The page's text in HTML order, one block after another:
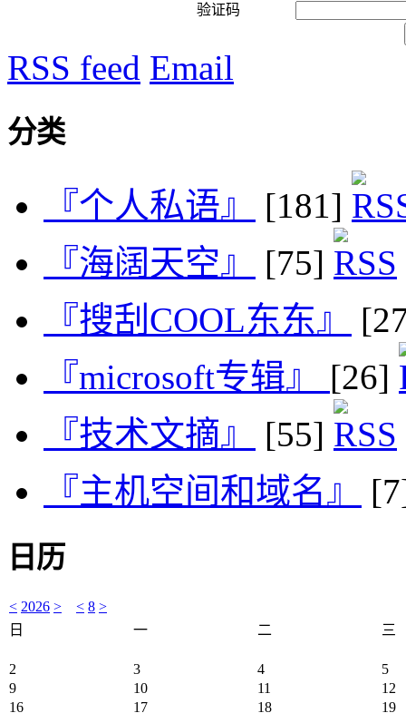
验证码
RSS feed Email
分类
『个人私语』
[181]
『海阔天空』
[75]
『搜刮COOL东东』
『microsoft专辑』 [26]
『技术文摘』
[55]
『主机空间和域名』
日历
< 2026 > < 8 >
日
一 二 三
2 3 4
5
9
10 11
12
16
17 18
19